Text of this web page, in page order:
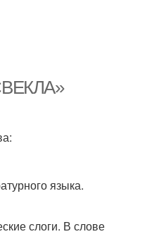
язы­ка.
сло­ги. В сло­ве